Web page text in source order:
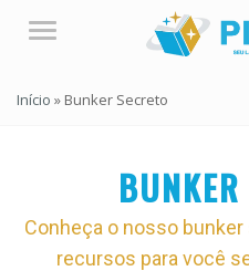
Menu
Início » Bunker Secreto
BUNKER
Conheça o nosso
recursos para você